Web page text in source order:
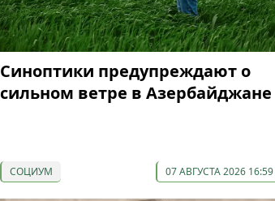
Синоптики предупреждают о
сильном ветре в Азербайджане
СОЦИУМ 07 АВГУСТА 2026 16:59